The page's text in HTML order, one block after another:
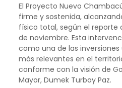
El Proyecto Nuevo
firme y sostenida,
físico total, según el reporte
de noviembre. Esta
como una de las
más relevantes en el
conforme con la visión de
Mayor, Dumek Turbay Paz.